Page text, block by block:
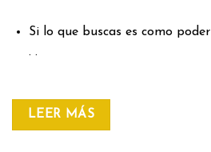
Si lo que buscas es como poder
. .
LEER MÁS